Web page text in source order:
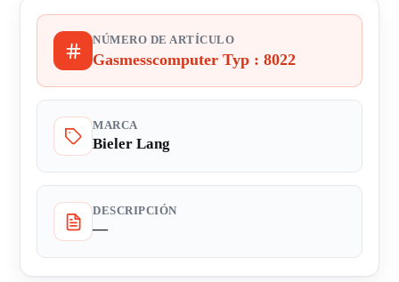
NÚMERO DE ARTÍCULO
Gasmesscomputer Typ : 8022
MARCA
Bieler Lang
DESCRIPCIÓN
—